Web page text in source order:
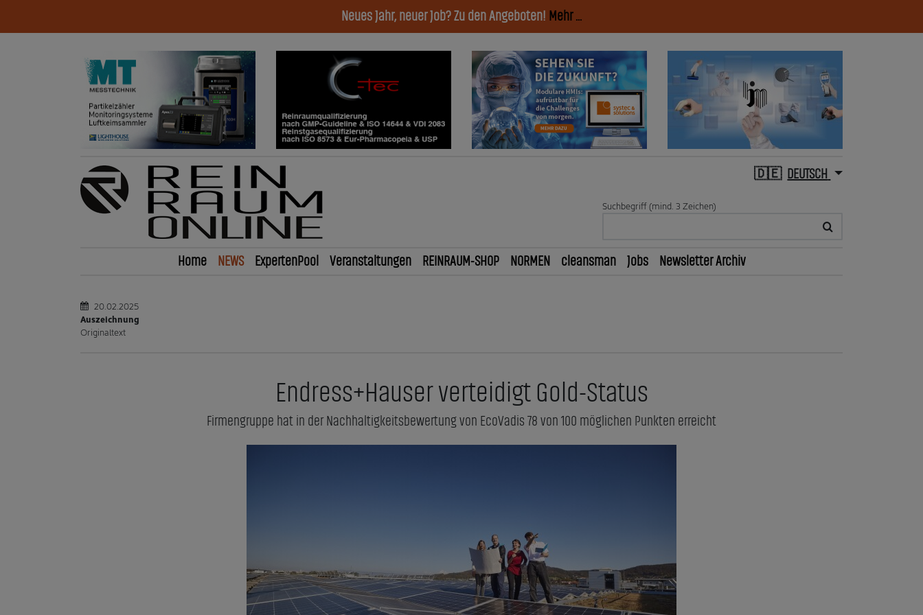
Neues Jahr, neuer Job? Zu den Angeboten! Mehr ...
DEUTSCH
Suchbegriff (mind. 3 Zeichen)
Home NEWS ExpertenPool Veranstaltungen REINRAUM-SHOP NORMEN cleansman Jobs Newsletter Archiv
20.02.2025
Auszeichnung
Originaltext
Endress+Hauser verteidigt Gold-Status
Firmengruppe hat in der Nachhaltigkeitsbewertung von EcoVadis 78 von 100 möglichen Punkten erreicht